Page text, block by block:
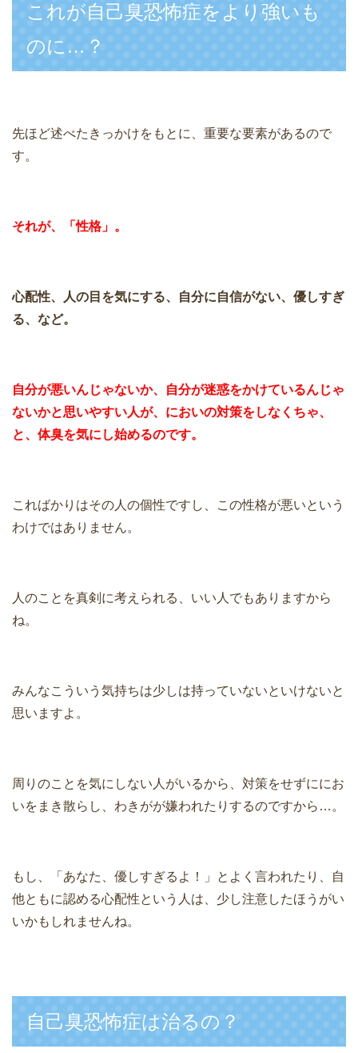
これが自己臭恐怖症をより強いも
のに…？
先ほど述べたきっかけをもとに、重要な要素があるので
す。
それが、「性格」。
心配性、人の目を気にする、自分に自信がない、優しすぎ
る、など。
自分が悪いんじゃないか、自分が迷惑をかけているんじゃ
ないかと思いやすい人が、においの対策をしなくちゃ、
と、体臭を気にし始めるのです。
こればかりはその人の個性ですし、この性格が悪いという
わけではありません。
人のことを真剣に考えられる、いい人でもありますから
ね。
みんなこういう気持ちは少しは持っていないといけないと
思いますよ。
周りのことを気にしない人がいるから、対策をせずににお
いをまき散らし、わきがが嫌われたりするのですから…。
もし、「あなた、優しすぎるよ！」とよく言われたり、自
他ともに認める心配性という人は、少し注意したほうがい
いかもしれませんね。
自己臭恐怖症は治るの？